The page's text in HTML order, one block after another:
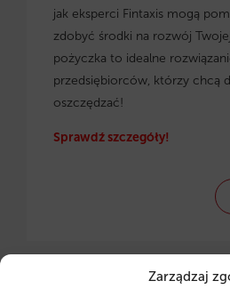
Zarządzaj
jak eksperci Fintaxis mogą
zdobyć środki na rozwój
pożyczka to idealne
przedsiębiorców, którzy chcą
oszczędzać!
Sprawdź szczegóły!